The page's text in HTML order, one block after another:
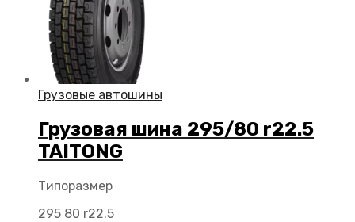
Грузовые автошины
Грузовая шина 295/80 r22.5
TAITONG
Типоразмер
295 80 r22.5